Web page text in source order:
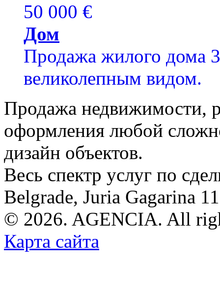
50 000 €
Дом
Продажа жилого дома
великолепным видом.
Продажа недвижимости,
оформления любой
дизайн объектов.
Весь спектр услуг по
Belgrade, Juria Gagarina
© 2026. AGENCIA. All
Карта сайта